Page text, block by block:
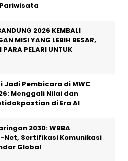
2026 KEMBALI
MISI YANG LEBIH BESAR,
PARA PELARI UNTUK
Jadi Pembicara di MWC
Menggali Nilai dan
di Era AI
2030: WBBA
Net, Sertifikasi Komunikasi
Global